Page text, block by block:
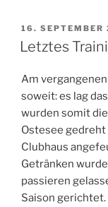
AM
16. SEPTEMBER
Letztes
Am
soweit: es lag
wurden somit
Ostesee gedreht
Clubhaus
Getränken
passieren
Saison gerichtet.